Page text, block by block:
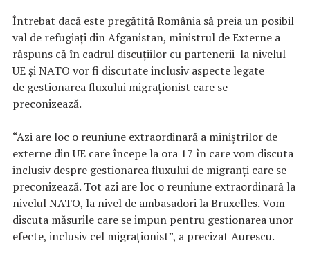
Întrebat dacă este pregătită România să preia un posibil
val de refugiați din Afganistan, ministrul de Externe a
răspuns că în cadrul discuțiilor cu partenerii la nivelul
UE și NATO vor fi discutate inclusiv aspecte legate
de gestionarea fluxului migraționist care se
preconizează.
“Azi are loc o reuniune extraordinară a miniștrilor de
externe din UE care începe la ora 17 în care vom discuta
inclusiv despre gestionarea fluxului de migranți care se
preconizează. Tot azi are loc o reuniune extraordinară la
nivelul NATO, la nivel de ambasadori la Bruxelles. Vom
discuta măsurile care se impun pentru gestionarea unor
efecte, inclusiv cel migraționist”, a precizat Aurescu.